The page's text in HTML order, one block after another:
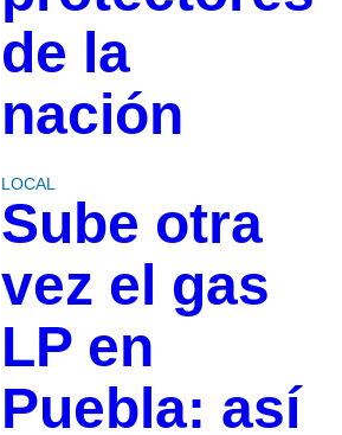
de la
nación
LOCAL
Sube otra
vez el gas
LP en
Puebla: así